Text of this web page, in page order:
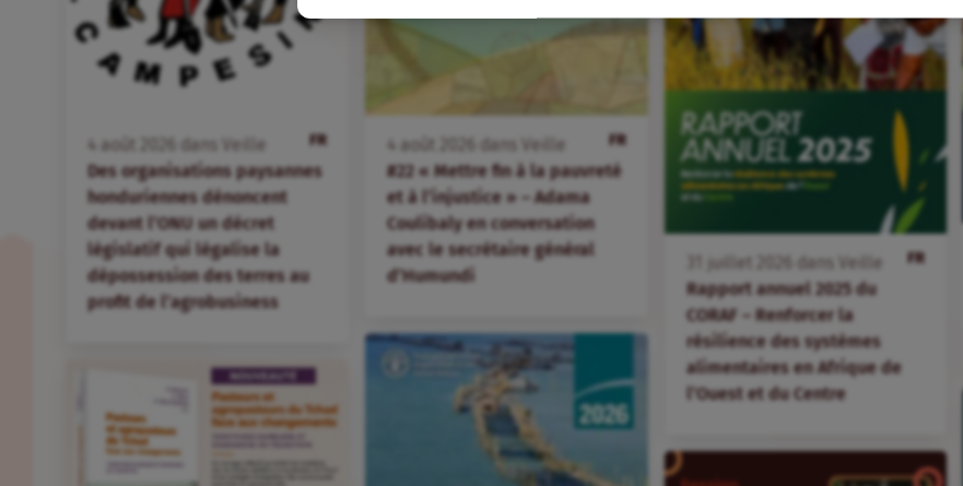
FR
4 août dans
Veille
Des organisations paysannes
honduriennes dénoncent
devant l’ONU un décret
législatif qui légalise la
dépossession des terres au
profit de l’agrobusiness
FR
4 août dans Veille
#22 « Mettre fin à la pauvreté
et à l’injustice » – Adama
Coulibaly en conversation
avec le secrétaire général
d’Humundi
FR
juillet dans Veille
Rapport annuel 2025 du
CORAF – Renforcer la
résilience des systèmes
alimentaires en Afrique de
l’Ouest et du Centre